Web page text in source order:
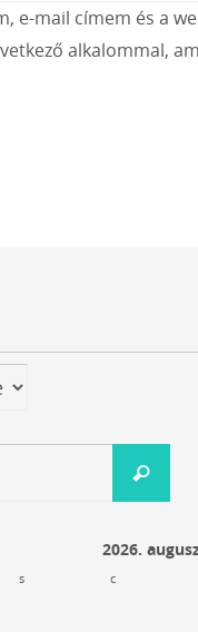
e-mail címem és a
alkalommal,
Keress!
2026.
s c